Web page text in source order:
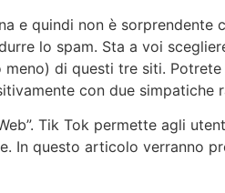
e quindi non è sorprendente
lo spam. Sta a voi
di questi tre siti.
con due simpatiche
Tik Tok permette agli
In questo articolo verranno